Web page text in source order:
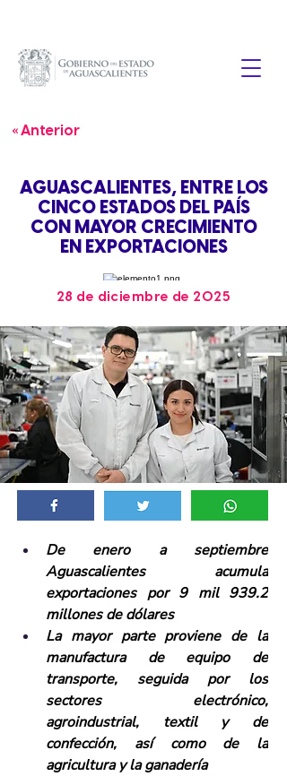
« Anterior
AGUASCALIENTES, ENTRE LOS
CINCO ESTADOS DEL PAÍS
CON MAYOR CRECIMIENTO
EN EXPORTACIONES
28 de diciembre de 2025
De enero a septiembre
Aguascalientes acumula
exportaciones por 9 mil 939.2
millones de dólares
La mayor parte proviene de la
manufactura de equipo de
transporte, seguida por los
sectores electrónico,
agroindustrial, textil y de
confección, así como de la
agricultura y la ganadería